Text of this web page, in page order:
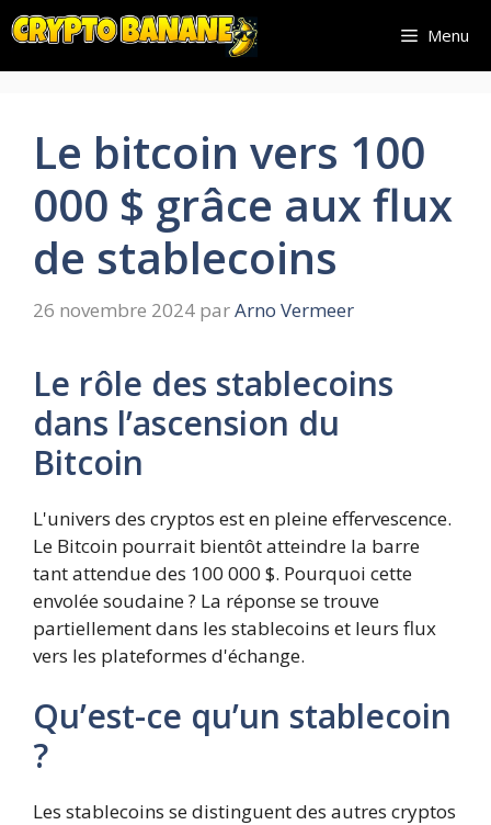
Aller
au
contenu
Menu
Le bitcoin vers 100
000 $ grâce aux flux
de stablecoins
26 novembre 2024 parArno Vermeer
Le rôle des stablecoins
dans l’ascension du
Bitcoin
L'univers des cryptos est en pleine effervescence.
Le Bitcoin pourrait bientôt atteindre la barre
tant attendue des 100 000 $. Pourquoi cette
envolée soudaine ? La réponse se trouve
partiellement dans les stablecoins et leurs flux
vers les plateformes d'échange.
Qu’est-ce qu’un stablecoin
?
Les stablecoins se distinguent des autres cryptos